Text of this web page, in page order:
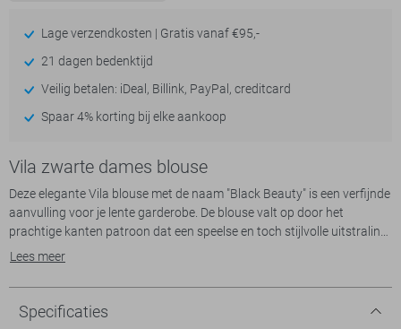
Lage verzendkosten | Gratis vanaf €95,-
21 dagen bedenktijd
Veilig betalen: iDeal, Billink, PayPal, creditcard
Spaar 4% korting bij elke aankoop
Vila zwarte dames blouse
Deze elegante Vila blouse met de naam "Black Beauty" is een verfijnde
aanvulling voor je lente garderobe. De blouse valt op door het
prachtige kanten patroon dat een speelse en toch stijlvolle uitstraling
biedt. De regular fit zorgt voor een comfortabel en ontspannen
Met zijn subtiele puntkraag en knoopsluiting straalt de blouse een
tijdloze charme uit.
Lees meer
Specificaties